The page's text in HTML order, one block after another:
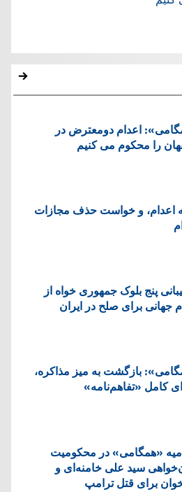
اعدام دومعترض در
را محکوم می کنیم
اعدام، و خواست حذف مجازات
پنج بلوک جمهوری خواه از
جهانی برای صلح در ایران
بازگشت به میز مذاکره،
کامل «تفاهم‌نامه»
«همگامی» در محکومیت
سید علی خامنه‌ای و
برای قتل ترامپ